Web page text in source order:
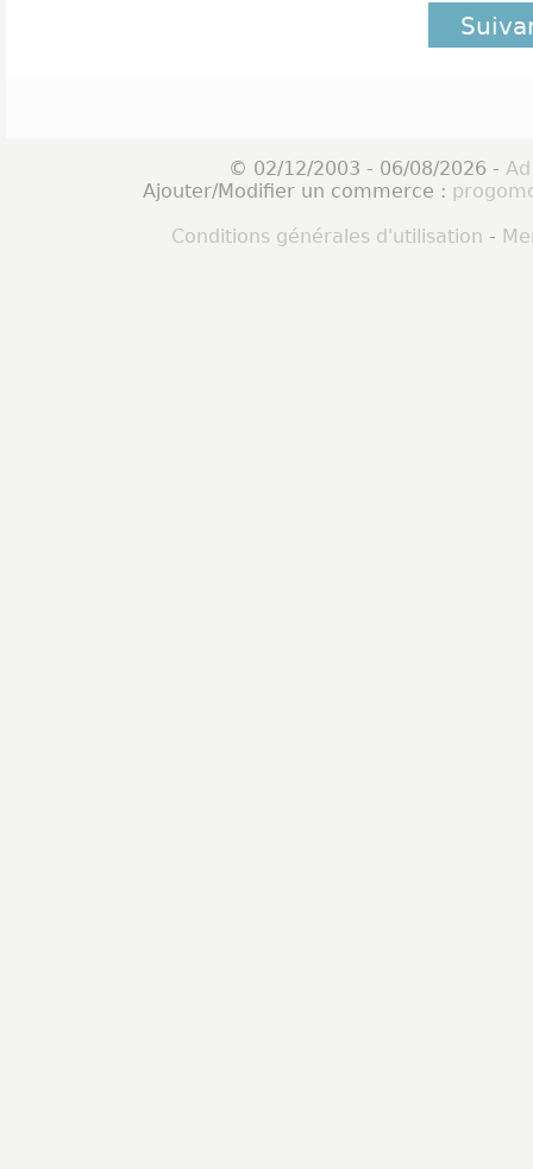
© 02/12/2003 - 06/08/2026 -
Ajouter/Modifier un commerce :
Conditions générales d'utilisation -